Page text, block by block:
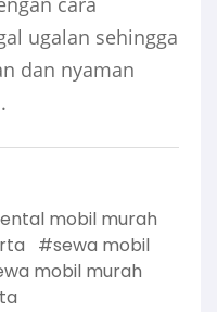
ugalan sehingga
dan nyaman
mobil murah
#sewa mobil
mobil murah